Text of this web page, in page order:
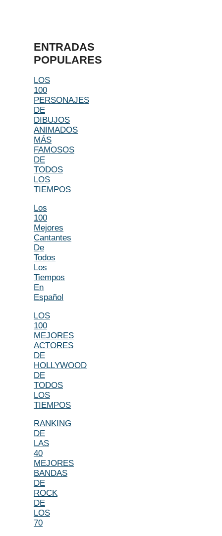
ENTRADAS
POPULARES
LOS
100
PERSONAJES
DE
DIBUJOS
ANIMADOS
MÁS
FAMOSOS
DE
TODOS
LOS
TIEMPOS
Los
100
Mejores
Cantantes
De
Todos
Los
Tiempos
En
Español
LOS
100
MEJORES
ACTORES
DE
HOLLYWOOD
DE
TODOS
LOS
TIEMPOS
RANKING
DE
LAS
40
MEJORES
BANDAS
DE
ROCK
DE
LOS
70